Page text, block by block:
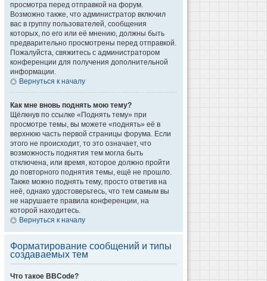
просмотра перед отправкой на форум.
Возможно также, что администратор включил
вас в группу пользователей, сообщения
которых, по его или её мнению, должны быть
предварительно просмотрены перед отправкой.
Пожалуйста, свяжитесь с администратором
конференции для получения дополнительной
информации.
Вернуться к началу
Как мне вновь поднять мою тему?
Щёлкнув по ссылке «Поднять тему» при
просмотре темы, вы можете «поднять» её в
верхнюю часть первой страницы форума. Если
этого не происходит, то это означает, что
возможность поднятия тем могла быть
отключена, или время, которое должно пройти
до повторного поднятия темы, ещё не прошло.
Также можно поднять тему, просто ответив на
неё, однако удостоверьтесь, что тем самым вы
не нарушаете правила конференции, на
которой находитесь.
Вернуться к началу
Форматирование сообщений и типы
создаваемых тем
Что такое BBCode?